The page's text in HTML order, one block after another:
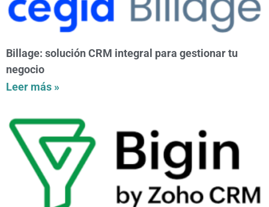
Billage: solución CRM integral para gestionar tu
negocio
Leer más »